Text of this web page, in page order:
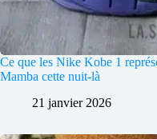
Ce que les Nike Kobe 1
Mamba cette nuit-là
21 janvier 2026